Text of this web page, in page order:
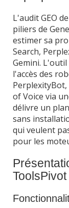
L'audit GEO
piliers de
estimer sa
Search,
Gemini.
l'accès des
of Voice via
délivre un
sans
qui veulent
pour les
ToolsPivot